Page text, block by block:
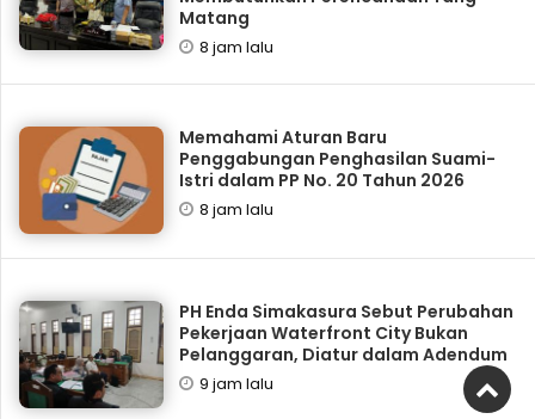
Matang
8 jam lalu
Memahami Aturan Baru
Penggabungan Penghasilan Suami-
Istri dalam PP No. 20 Tahun 2026
8 jam lalu
PH Enda Simakasura Sebut Perubahan
Pekerjaan Waterfront City Bukan
Pelanggaran, Diatur dalam Adendum
9 jam lalu